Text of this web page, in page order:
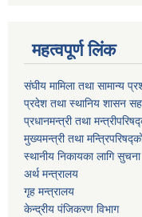
महत्वपूर्ण लिंक
संघीय मामिला तथा सामान्य
प्रदेश तथा स्थानिय शासन
प्रधानमन्त्री तथा
मुख्यमन्त्री तथा
स्थानीय निकायका लागि सुचना
अर्थ मन्त्रालय
गृह मन्त्रालय
केन्द्रीय पंजिकरण विभाग